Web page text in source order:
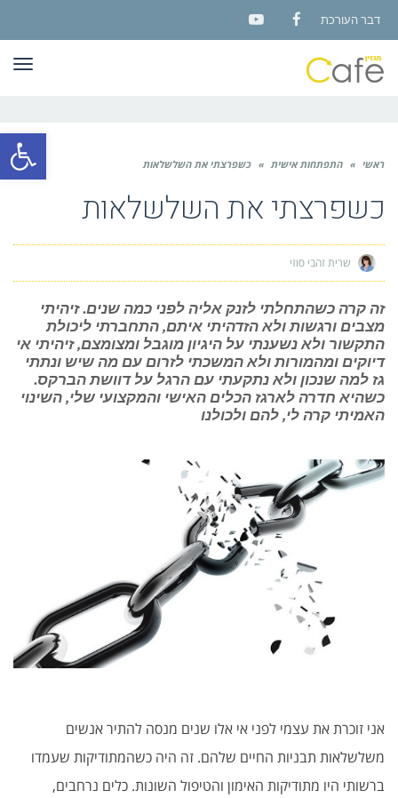
פתח
דבר העורכת
Facebook
YouTube
ראשי » התפתחות אישית » כשפרצתי את השלשלאות
כשפרצתי את השלשלאות
שרית זהבי סוזי
זה קרה כשהתחלתי לזנק אליה לפני כמה שנים. זיהיתי
מצבים ורגשות ולא הזדהיתי איתם, התחברתי ליכולת
התקשור ולא נשענתי על היגיון מוגבל ומצומצם, זיהיתי אי
דיוקים ומהמורות ולא המשכתי לזרום עם מה שיש ונתתי
גז למה שנכון ולא נתקעתי עם הרגל על דוושת הברקס.
כשהיא חדרה לארגז הכלים האישי והמקצועי שלי, השינוי
האמיתי קרה לי, להם ולכולנו
אני זוכרת את עצמי לפני אי אלו שנים מנסה להתיר אנשים
משלשלאות תבניות החיים שלהם. זה היה כשהמתודיקות שעמדו
ברשותי היו מתודיקות האימון והטיפול השונות. כלים נרחבים,